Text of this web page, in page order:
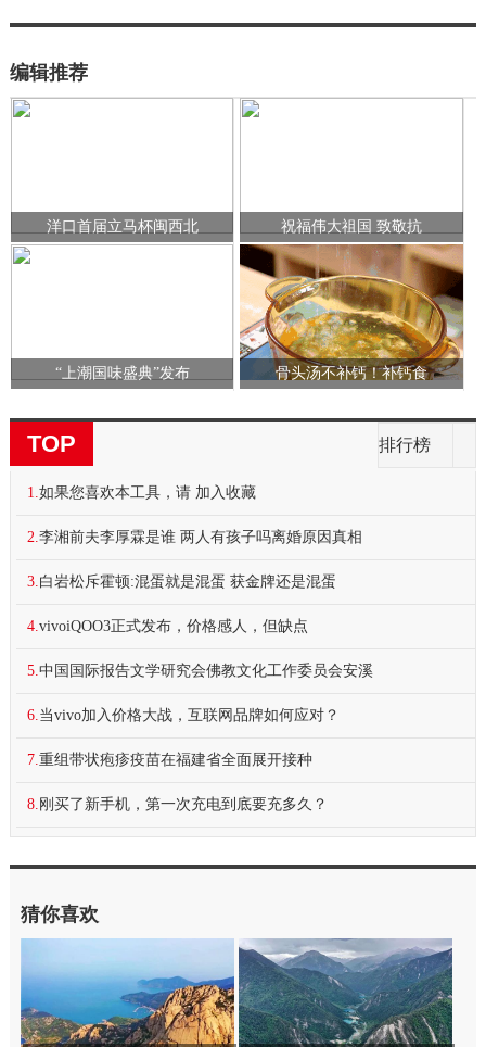
编辑推荐
洋口首届立马杯闽西北 祝福伟大祖国 致敬抗
“上潮国味盛典”发布 骨头汤不补钙！补钙食
TOP 排行榜
1.如果您喜欢本工具，请 加入收藏
2.李湘前夫李厚霖是谁 两人有孩子吗离婚原因真相
3.白岩松斥霍顿:混蛋就是混蛋 获金牌还是混蛋
4.vivoiQOO3正式发布，价格感人，但缺点
5.中国国际报告文学研究会佛教文化工作委员会安溪
6.当vivo加入价格大战，互联网品牌如何应对？
7.重组带状疱疹疫苗在福建省全面展开接种
8. 刚买了新手机，第一次充电到底要充多久？
猜你喜欢